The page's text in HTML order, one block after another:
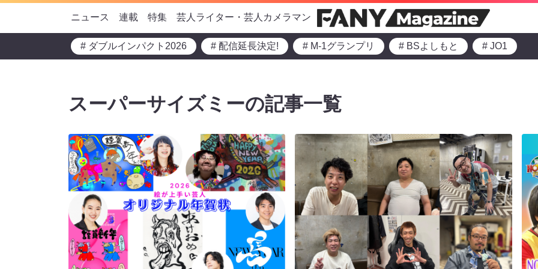
ニュース 連載 特集 芸人ライター・芸人カメラマン
# ダブルインパクト2026 # 配信延長決定! # M-1グランプリ # BSよしもと # JO1
スーパーサイズミーの記事一覧